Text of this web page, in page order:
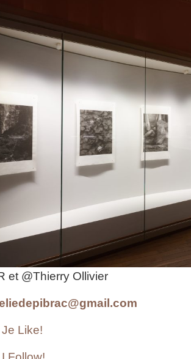
et @Thierry Ollivier
Je Like!